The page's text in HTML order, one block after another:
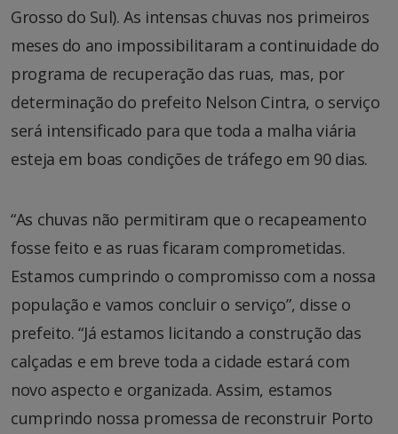
Grosso do Sul). As intensas chuvas nos primeiros
meses do ano impossibilitaram a continuidade do
programa de recuperação das ruas, mas, por
determinação do prefeito Nelson Cintra, o serviço
será intensificado para que toda a malha viária
esteja em boas condições de tráfego em 90 dias.
“As chuvas não permitiram que o recapeamento
fosse feito e as ruas ficaram comprometidas.
Estamos cumprindo o compromisso com a nossa
população e vamos concluir o serviço”, disse o
prefeito. “Já estamos licitando a construção das
calçadas e em breve toda a cidade estará com
novo aspecto e organizada. Assim, estamos
cumprindo nossa promessa de reconstruir Porto